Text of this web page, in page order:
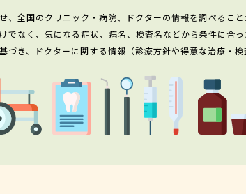
、全国のクリニック・病院、ドクターの情報を調べるこ
なく、気になる症状、病名、検査名などから条件に合
づき、ドクターに関する情報（診療方針や得意な治療・